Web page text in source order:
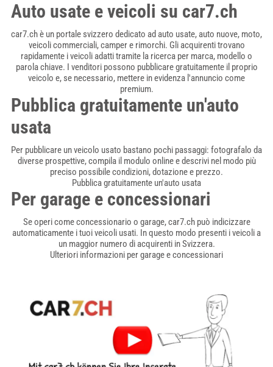
Auto usate e veicoli su car7.ch
car7.ch è un portale svizzero dedicato ad auto usate, auto nuove, moto,
veicoli commerciali, camper e rimorchi. Gli acquirenti trovano
rapidamente i veicoli adatti tramite la ricerca per marca, modello o
parola chiave. I venditori possono pubblicare gratuitamente il proprio
veicolo e, se necessario, mettere in evidenza l'annuncio come
premium.
Pubblica gratuitamente un'auto
usata
Per pubblicare un veicolo usato bastano pochi passaggi: fotografalo da
diverse prospettive, compila il modulo online e descrivi nel modo più
preciso possibile condizioni, dotazione e prezzo.
Pubblica gratuitamente un'auto usata
Per garage e concessionari
Se operi come concessionario o garage, car7.ch può indicizzare
automaticamente i tuoi veicoli usati. In questo modo presenti i veicoli a
un maggior numero di acquirenti in Svizzera.
Ulteriori informazioni per garage e concessionari